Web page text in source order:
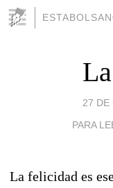
27 DE
PARA
La felicidad es